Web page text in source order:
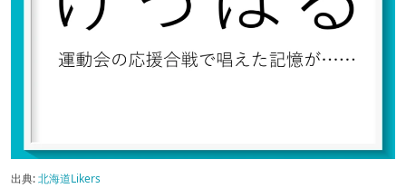
出典:北海道Likers